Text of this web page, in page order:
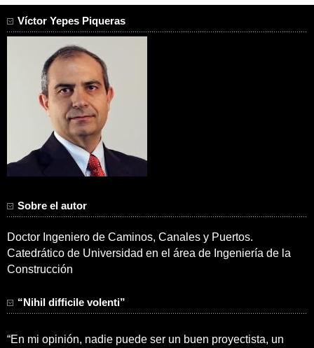
Víctor Yepes Piqueras
Sobre el autor
Doctor Ingeniero de Caminos, Canales y Puertos.
Catedrático de Universidad en el área de Ingeniería de la
Construcción
“Nihil difficile volenti”
“En mi opinión, nadie puede ser un buen proyectista, un